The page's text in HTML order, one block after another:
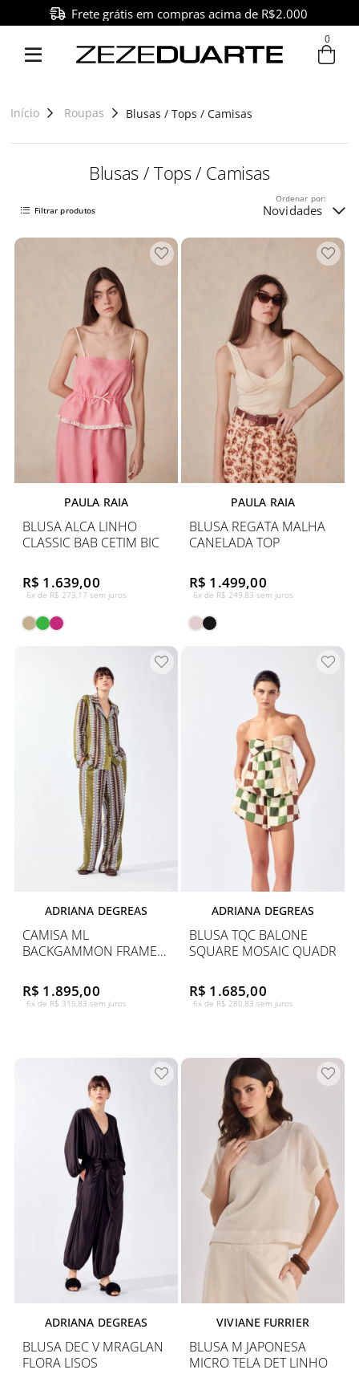
Entre com email ou cpf/cnpj
Frete grátis em compras acima de R$2.000
0
Início Roupas Blusas / Tops / Camisas
Blusas / Tops / Camisas
Filtrar produtos Novidades
Ordenar por:
PAULA RAIA
BLUSA ALCA LINHO
CLASSIC BAB CETIM BIC
R$ 1.639,00
6x de R$ 273,17 sem juros
PAULA RAIA
BLUSA REGATA MALHA
CANELADA TOP
R$ 1.499,00
6x de R$ 249,83 sem juros
ADRIANA DEGREAS
CAMISA ML
BACKGAMMON FRAME
R$ 1.895,00
6x de R$ 315,83 sem juros
ADRIANA DEGREAS
BLUSA TQC BALONE
SQUARE MOSAIC QUADR
R$ 1.685,00
6x de R$ 280,83 sem juros
ADRIANA DEGREAS
BLUSA DEC V MRAGLAN
FLORA LISOS
VIVIANE FURRIER
BLUSA M JAPONESA
MICRO TELA DET LINHO